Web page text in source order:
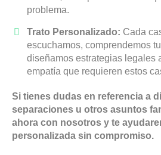
problema.
Trato Personalizado: Cada
escuchamos, comprendemos
diseñamos estrategias legales
empatía que requieren estos
Si tienes dudas en referencia a
separaciones u otros asuntos
ahora con nosotros y te
personalizada sin compromiso.